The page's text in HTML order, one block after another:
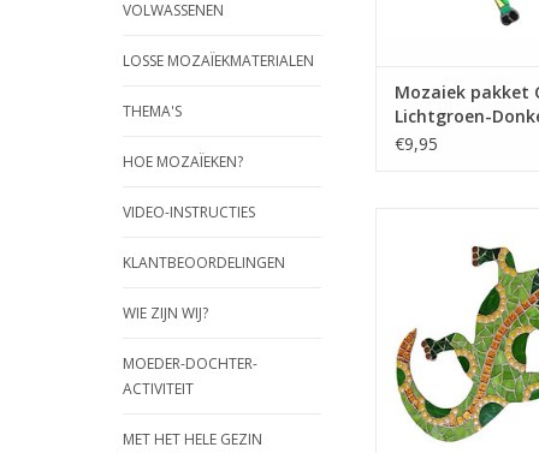
VOLWASSENEN
LOSSE MOZAÏEKMATERIALEN
THEMA'S
HOE MOZAÏEKEN?
VIDEO-INSTRUCTIES
KLANTBEOORDELINGEN
WIE ZIJN WIJ?
MOEDER-DOCHTER-
ACTIVITEIT
MET HET HELE GEZIN
Mozaiek pakket
Lichtgroen-
Geel
€9,95
prachtige gekko te
Wieltjestang is nodig,
bestellen.
TOEVOEGEN AAN